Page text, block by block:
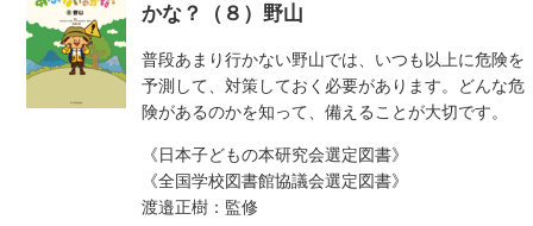
かな？（８）野山
普段あまり行かない野山では、いつも以上に危険を
予測して、対策しておく必要があります。どんな危
険があるのかを知って、備えることが大切です。
《日本子どもの本研究会選定図書》
《全国学校図書館協議会選定図書》
渡邉正樹：監修